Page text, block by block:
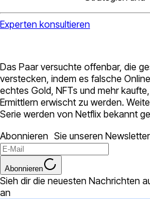
Experten konsultieren
Das Paar versuchte offenbar, die
verstecken, indem es falsche
echtes Gold, NFTs und mehr
Ermittlern erwischt zu werden.
Serie werden von Netflix bekannt
Abonnieren Sie unseren Newsletter
Abonnieren
Sieh dir die neuesten Nachrichten
an